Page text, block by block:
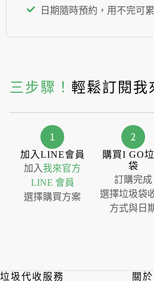
⽇期隨時預約，⽤不完可
三步驟！ 輕鬆訂閱我
加入LINE會員
加入我來官方
LINE 會員
選擇購買方案
購買I GO
袋
訂購完成
選擇垃圾袋
方式與日
垃圾代收服務 關於